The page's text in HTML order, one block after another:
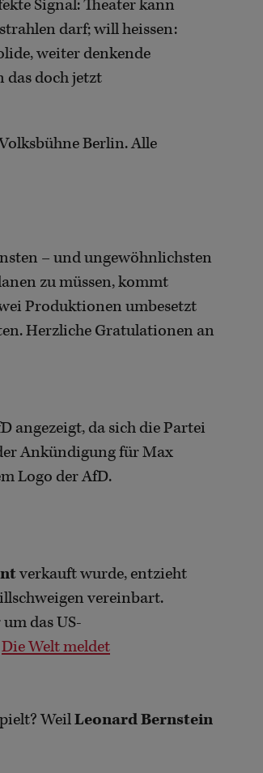
Signal: Theater kann
darf; will heissen:
weiter denkende
das doch jetzt
Berlin. Alle
– und ungewöhnlichsten
zu müssen, kommt
Produktionen umbesetzt
Herzliche Gratulationen an
angezeigt, da sich die Partei
Ankündigung für Max
Logo der AfD.
verkauft wurde, entzieht
vereinbart.
das US-
Die Welt meldet
WeilLeonard Bernstein